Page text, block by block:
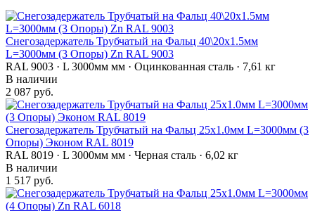
Снегозадержатель Трубчатый на Фальц 40\20х1.5мм
L=3000мм (3 Опоры) Zn RAL 9003
RAL 9003 · L 3000мм мм · Оцинкованная сталь · 7,61 кг
В наличии
2 087 руб.
Снегозадержатель Трубчатый на Фальц 25х1.0мм L=3000мм (3
Опоры) Эконом RAL 8019
RAL 8019 · L 3000мм мм · Черная сталь · 6,02 кг
В наличии
1 517 руб.